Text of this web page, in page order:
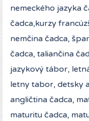
nemeckého jazyka
čadca,kurzy
nemčina čadca,
čadca, taliančina
jazykový tábor,
letny tabor, detsky
angličtina čadca,
maturitu čadca,